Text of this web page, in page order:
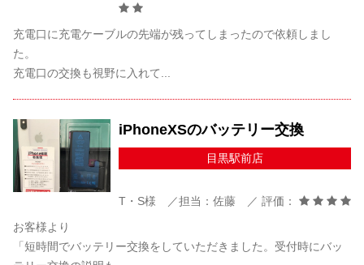
充電口に充電ケーブルの先端が残ってしまったので依頼しまし
た。
充電口の交換も視野に入れて...
iPhoneXSのバッテリー交換
目黒駅前店
T・S様 ／担当：佐藤 ／ 評価：
お客様より
「短時間でバッテリー交換をしていただきました。受付時にバッ